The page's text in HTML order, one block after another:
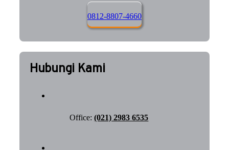
0812-8807-4660
Hubungi Kami
Office:(021) 2983 6535